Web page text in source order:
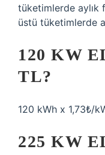
tüketimlerde aylık
üstü tüketimlerde
120 KW
TL?
120 kWh x 1,73₺/
225 KW